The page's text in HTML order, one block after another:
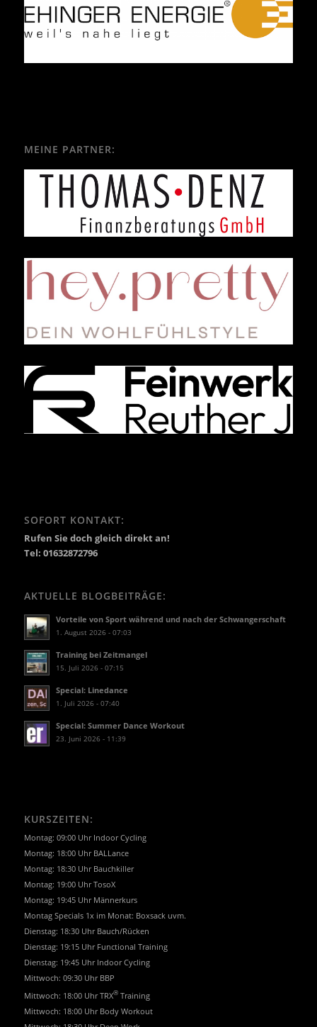
MEINE PARTNER:
SOFORT KONTAKT:
Rufen Sie doch gleich direkt an!
Tel: 01632872796
AKTUELLE BLOGBEITRÄGE:
Vorteile von Sport während und nach der Schwangerschaft
1. August 2026 - 07:03
Training bei Zeitmangel
15. Juli 2026 - 07:15
Special: Linedance
1. Juli 2026 - 07:40
Special: Summer Dance Workout
23. Juni 2026 - 11:39
KURSZEITEN:
Montag: 09:00 Uhr Indoor Cycling
Montag: 18:00 Uhr BALLance
Montag: 18:30 Uhr Bauchkiller
Montag: 19:00 Uhr TosoX
Montag: 19:45 Uhr Männerkurs
Montag Specials 1x im Monat: Boxsack uvm.
Dienstag: 18:30 Uhr Bauch/Rücken
Dienstag: 19:15 Uhr Functional Training
Dienstag: 19:45 Uhr Indoor Cycling
Mittwoch: 09:30 Uhr BBP
Mittwoch: 18:00 Uhr TRX®Training
Mittwoch: 18:00 Uhr Body Workout